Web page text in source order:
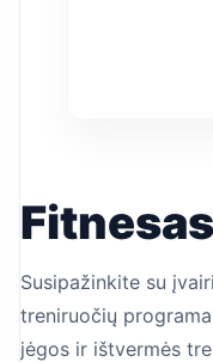
Fitnesas
Susipažinkite su
treniruočių
jėgos ir ištvermės